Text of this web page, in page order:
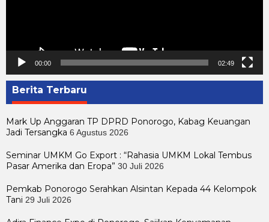
00:00 02:49
Berita Terbaru
Mark Up Anggaran TP DPRD Ponorogo, Kabag Keuangan
Jadi Tersangka 6 Agustus 2026
Seminar UMKM Go Export : “Rahasia UMKM Lokal Tembus
Pasar Amerika dan Eropa” 30 Juli 2026
Pemkab Ponorogo Serahkan Alsintan Kepada 44 Kelompok
Tani 29 Juli 2026